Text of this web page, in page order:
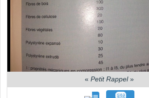
« Petit Rappel»